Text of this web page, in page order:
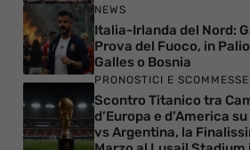
NEWS
Italia-Irlanda del Nord:
Prova del Fuoco, in
Galles o Bosnia
PRONOSTICI E SCOMMESSE
Scontro Titanico tra
d’Europa e d’America
vs Argentina, la